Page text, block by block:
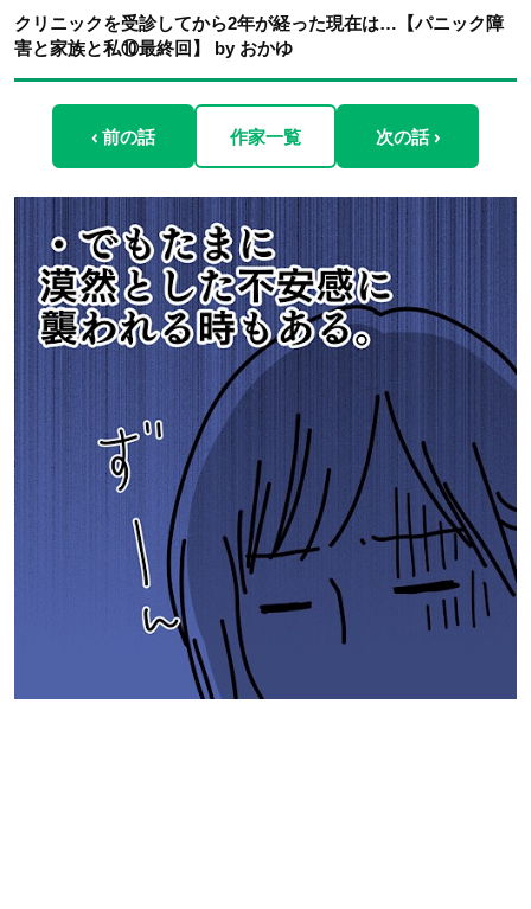
クリニックを受診してから2年が経った現在は…【パニック障
害と家族と私⑩最終回】 by おかゆ
‹ 前の話 作家一覧 次の話 ›